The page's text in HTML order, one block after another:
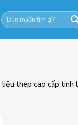
Tìm
kiếm:
thép cao cấp tinh